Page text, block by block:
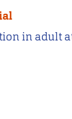
in adult